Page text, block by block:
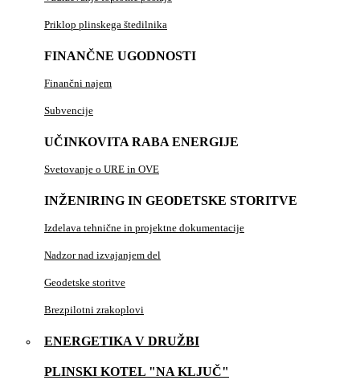
Priklop plinskega štedilnika
FINANČNE UGODNOSTI
Finančni najem
Subvencije
UČINKOVITA RABA ENERGIJE
Svetovanje o URE in OVE
INŽENIRING IN GEODETSKE STORITVE
Izdelava tehnične in projektne dokumentacije
Nadzor nad izvajanjem del
Geodetske storitve
Brezpilotni zrakoplovi
ENERGETIKA V DRUŽBI
PLINSKI KOTEL "NA KLJUČ"